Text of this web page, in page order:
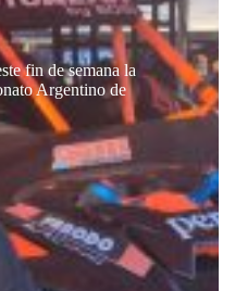
fin de semana la
Argentino de